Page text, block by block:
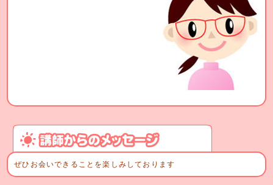
ぜひお会いできることを楽しみしております